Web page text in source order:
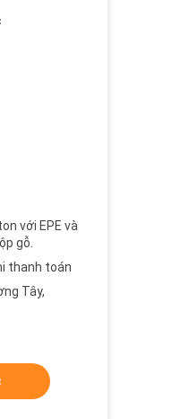
với EPE và
gỗ.
thanh toán
Tây,